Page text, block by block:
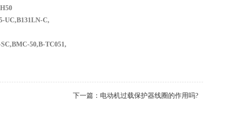
UC,B131LN-C,
50,B-TC051,
下一篇： 电动机过载保护器线圈的作用吗?